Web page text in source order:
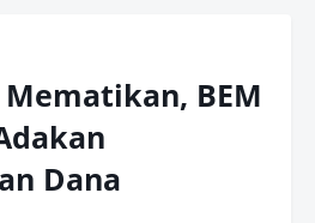
BEM
Dana